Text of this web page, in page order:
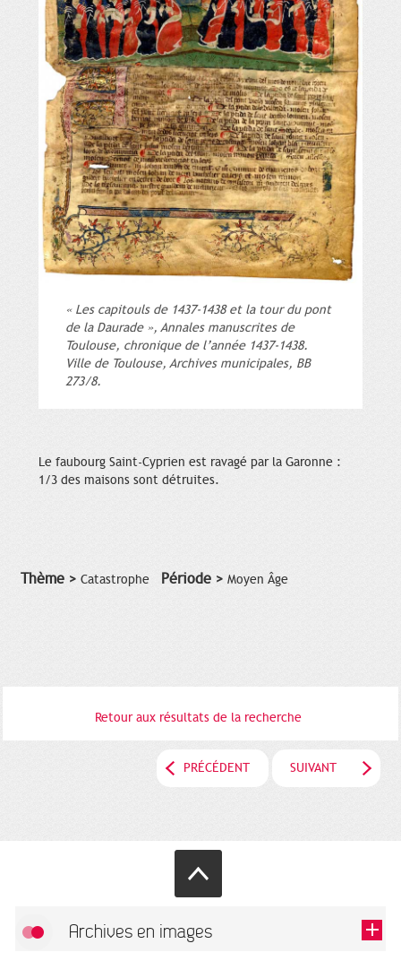
« Les capitouls de 1437-1438 et la tour du pont
de la Daurade », Annales manuscrites de
Toulouse, chronique de l’année 1437-1438.
Ville de Toulouse, Archives municipales, BB
273/8.
Le faubourg Saint-Cyprien est ravagé par la Garonne :
1/3 des maisons sont détruites.
Thème > Catastrophe Période > Moyen Âge
Retour aux résultats de la recherche
PRÉCÉDENT SUIVANT
Archives en images